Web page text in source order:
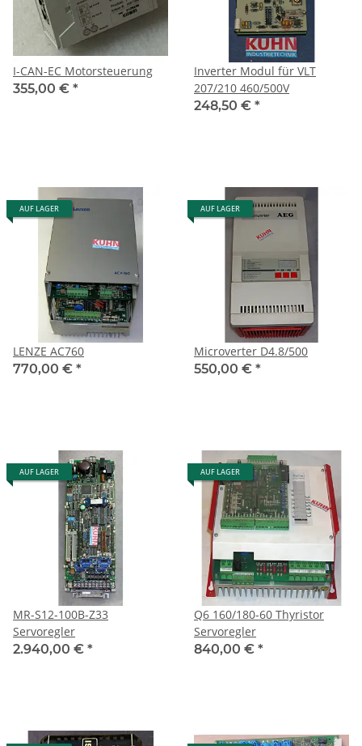
I-CAN-EC Motorsteuerung
355,00 € *
Inverter Modul für VLT
207/210 460/500V
248,50 € *
AUF LAGER
LENZE AC760
770,00 € *
AUF LAGER
Microverter D4.8/500
550,00 € *
AUF LAGER
MR-S12-100B-Z33
Servoregler
2.940,00 € *
AUF LAGER
Q6 160/180-60 Thyristor
Servoregler
840,00 € *